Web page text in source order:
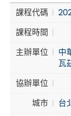
Broadcast
課程代碼
課程時間
主辦單位
中
瓦
協辦單位
城市
台